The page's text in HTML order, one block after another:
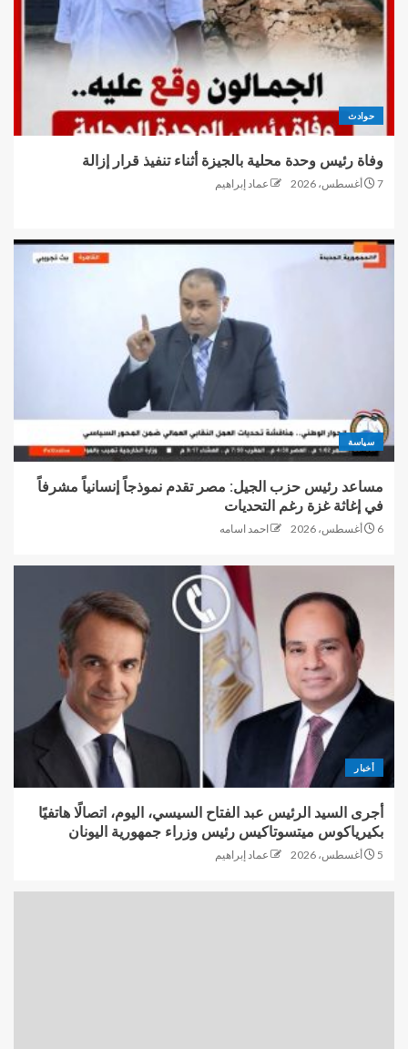
حوادث
وفاة رئيس وحدة محلية بالجيزة أثناء تنفيذ قرار إزالة
7 أغسطس، 2026 عماد إبراهيم
سياسة
مساعد رئيس حزب الجيل: مصر تقدم نموذجاً إنسانياً مشرفاً
في إغاثة غزة رغم التحديات
6 أغسطس، 2026 احمد اسامه
أخبار
أجرى السيد الرئيس عبد الفتاح السيسي، اليوم، اتصالًا هاتفيًا
بكيرياكوس ميتسوتاكيس رئيس وزراء جمهورية اليونان
5 أغسطس، 2026 عماد إبراهيم